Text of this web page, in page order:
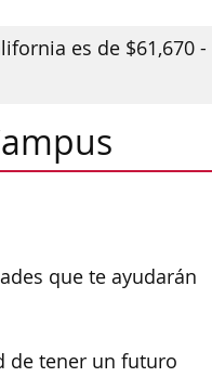
es de $61,670 -
que te ayudarán
de tener un futuro